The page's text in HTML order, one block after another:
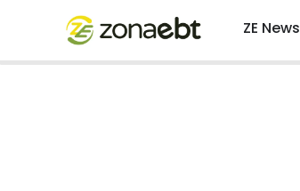
ZE News